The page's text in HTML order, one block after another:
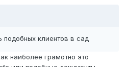
подобных клиентов в сад
наиболее грамотно это